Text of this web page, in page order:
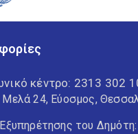
κέντρο: 2313 302
24, Εύοσμος,
του